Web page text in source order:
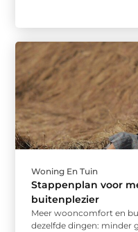
Woning En Tuin
Stappenplan voor
buitenplezier
Meer wooncomfort en
dezelfde dingen: minder